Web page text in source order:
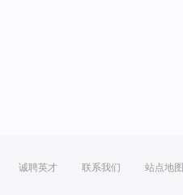
诚聘英才 联系我们 站点地图